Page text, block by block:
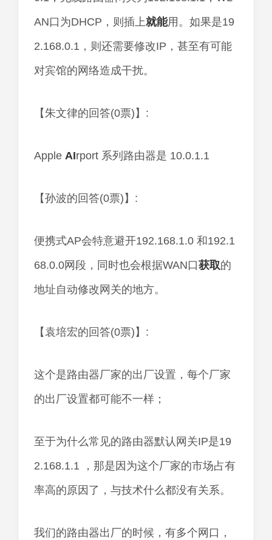
AN口为DHCP，则插上就能用。如果是19
2.168.0.1，则还需要修改IP，甚至有可能
对宾馆的网络造成干扰。
【朱文律的回答(0票)】:
Apple AIrport 系列路由器是 10.0.1.1
【孙波的回答(0票)】:
便携式AP会特意避开192.168.1.0 和192.1
68.0.0网段，同时也会根据WAN口获取的
地址自动修改网关的地方。
【袁培宏的回答(0票)】:
这个是路由器厂家的出厂设置，每个厂家
的出厂设置都可能不一样；
至于为什么常见的路由器默认网关IP是19
2.168.1.1 ，那是因为这个厂家的市场占有
率高的原因了，与技术什么都没有关系。
我们的路由器出厂的时候，有多个网口，